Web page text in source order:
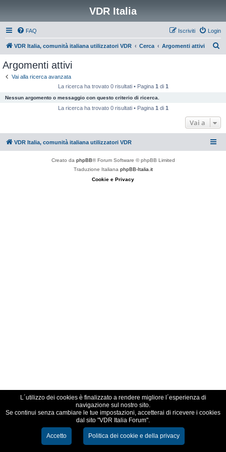
VDR Italia
FAQ Login
Iscriviti
VDR Italia, comunità italiana utilizzatori VDR Cerca Argomenti attivi
Argomenti attivi
Vai alla ricerca avanzata
La ricerca ha trovato 0 risultati • Pagina 1 di 1
Nessun argomento o messaggio con questo criterio di ricerca.
La ricerca ha trovato 0 risultati • Pagina 1 di 1
Vai a
VDR Italia, comunità italiana utilizzatori VDR
Creato da phpBB® Forum Software © phpBB Limited
Traduzione Italiana phpBB-Italia.it
Cookie e Privacy
L´utilizzo dei cookies è finalizzato a rendere migliore l´esperienza di
navigazione sul nostro sito.
Se continui senza cambiare le tue impostazioni, accetterai di ricevere i cookies
dal sito "VDR Italia Forum".
Accetto Politica dei cookie e della privacy